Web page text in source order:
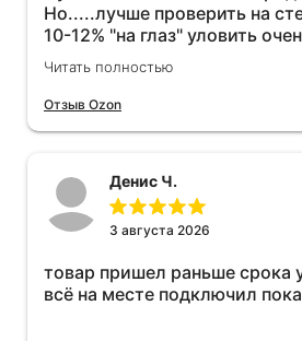
Но.....лучше проверить на
10-12% "на глаз" уловить
Покатаюсь, потом отключу и
будет 😁.
Читать полностью
Отзыв Ozon
Денис Ч.
3 августа 2026
товар пришел раньше срока
всё на месте подключил